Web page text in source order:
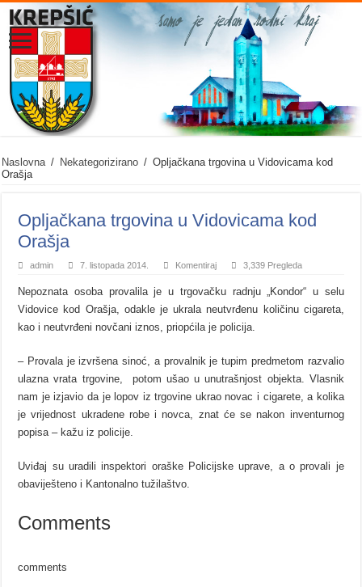
Naslovna / Nekategorizirano / Opljačkana trgovina u Vidovicama kod
Orašja
Opljačkana trgovina u Vidovicama kod
Orašja
admin 7. listopada 2014. Komentiraj 3,339 Pregleda
Nepoznata osoba provalila je u trgovačku radnju „Kondor“ u selu
Vidovice kod Orašja, odakle je ukrala neutvrđenu količinu cigareta,
kao i neutvrđeni novčani iznos, priopćila je policija.
– Provala je izvršena sinoć, a provalnik je tupim predmetom razvalio
ulazna vrata trgovine, potom ušao u unutrašnjost objekta. Vlasnik
nam je izjavio da je lopov iz trgovine ukrao novac i cigarete, a kolika
je vrijednost ukradene robe i novca, znat će se nakon inventurnog
popisa – kažu iz policije.
Uviđaj su uradili inspektori oraške Policijske uprave, a o provali je
obaviješteno i Kantonalno tužilaštvo.
Comments
comments